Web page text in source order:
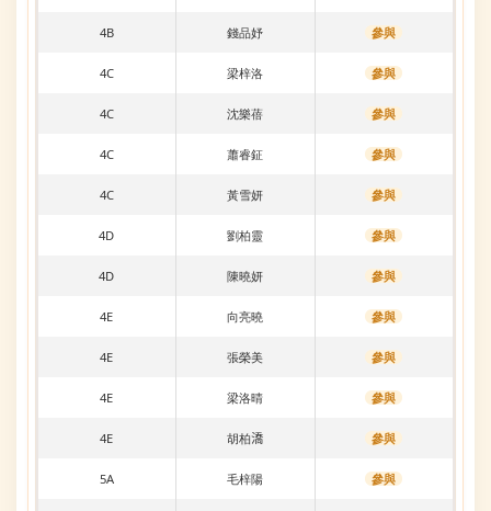
4B 錢品妤 參與
4C 梁梓洛 參與
4C 沈樂蓓 參與
4C 蕭睿鉦 參與
4C 黃雪妍 參與
4D 劉柏靈 參與
4D 陳曉妍 參與
4E 向亮曉 參與
4E 張榮美 參與
4E 梁洛晴 參與
4E 胡柏𣾷 參與
5A 毛梓陽 參與